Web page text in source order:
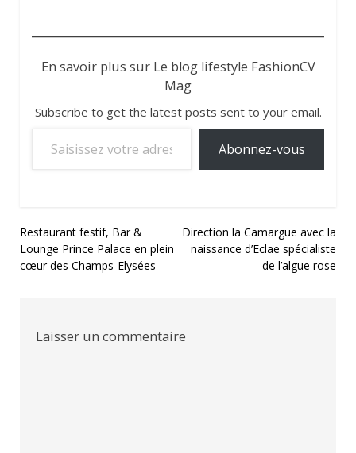
En savoir plus sur Le blog lifestyle FashionCV
Mag
Subscribe to get the latest posts sent to your email.
Abonnez-vous
Navigation
de
Restaurant festif, Bar &
Lounge Prince Palace en plein
cœur des Champs-Elysées
Direction la Camargue avec la
naissance d’Eclae spécialiste
de l’algue rose
Laisser un commentaire